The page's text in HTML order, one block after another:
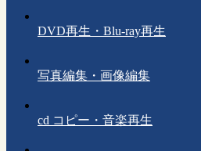
DVD再生・Blu-ray再生
写真編集・画像編集
cd コピー・音楽再生